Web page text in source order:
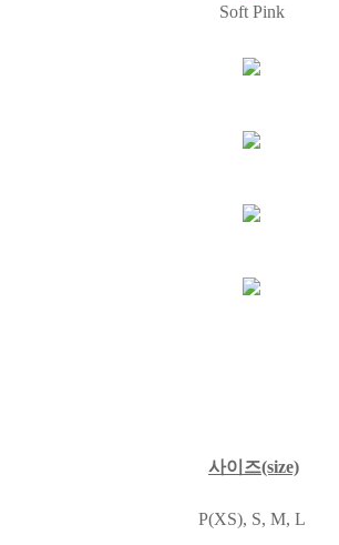
Soft Pink
사이즈(size)
P(XS), S, M, L